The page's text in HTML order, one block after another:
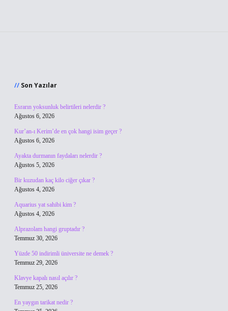
Son Yazılar
Esrarın yoksunluk belirtileri nelerdir ?
Ağustos 6, 2026
Kur’an-ı Kerim’de en çok hangi isim geçer ?
Ağustos 6, 2026
Ayakta durmanın faydaları nelerdir ?
Ağustos 5, 2026
Bir kuzudan kaç kilo ciğer çıkar ?
Ağustos 4, 2026
Aquarius yat sahibi kim ?
Ağustos 4, 2026
Alprazolam hangi gruptadır ?
Temmuz 30, 2026
Yüzde 50 indirimli üniversite ne demek ?
Temmuz 29, 2026
Klavye kapalı nasıl açılır ?
Temmuz 25, 2026
En yaygın tarikat nedir ?